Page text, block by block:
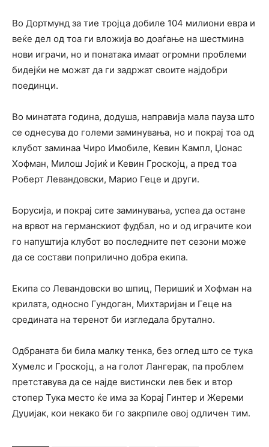
Во Дортмунд за тие тројца добиле 104 милиони евра и
веќе дел од тоа ги вложија во доаѓањe на шестмина
нови играчи, но и понатака имаат огромни проблеми
бидејќи не можат да ги задржат своите најдобри
поединци.
Во минатата година, додуша, направија мала пауза што
се однесува до големи заминувања, но и покрај тоа од
клубот заминаа Чиро Имобиле, Кевин Кампл, Џонас
Хофман, Милош Јојиќ и Кевин Гроскојц, а пред тоа
Роберт Левандовски, Марио Геце и други.
Борусија, и покрај сите заминувања, успеа да остане
на врвот на германскиот фудбал, но и од играчите кои
го напуштија клубот во последните пет сезони може
да се состави поприлично добра екипа.
Екипа со Левандовски во шпиц, Перишиќ и Хофман на
крилата, односно Гундоган, Михтаријан и Геце на
средината на теренот би изгледала брутално.
Одбраната би била малку тенка, без оглед што се тука
Хумелс и Гроскојц, а на голот Лангерак, па проблем
претставува да се најде вистински лев бек и втор
стопер Тука место ќе има за Корај Гинтер и Жереми
Дуџијак, кои некако би го закрпиле овој одличен тим.